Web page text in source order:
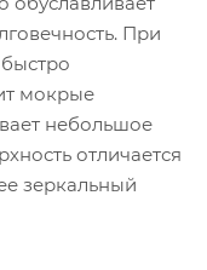
При
мокрые
небольшое
отличается
зеркальный